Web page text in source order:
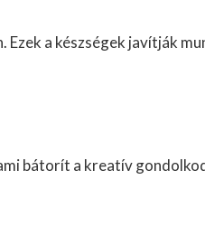
a készségek javítják
bátorít a kreatív